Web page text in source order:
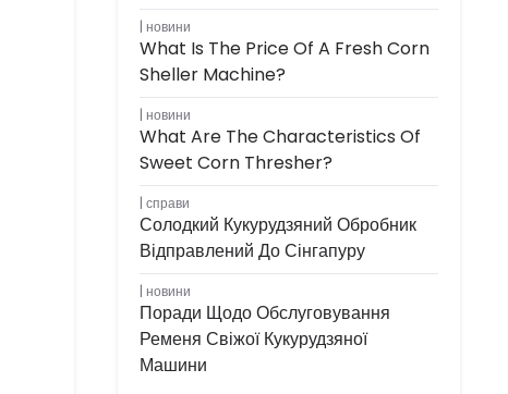
новини
What Is The Price Of A Fresh Corn
Sheller Machine?
новини
What Are The Characteristics Of
Sweet Corn Thresher?
справи
Солодкий Кукурудзяний Обробник
Відправлений До Сінгапуру
новини
Поради Щодо Обслуговування
Ременя Свіжої Кукурудзяної
Машини